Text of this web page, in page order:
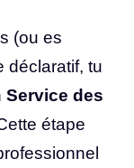
(ou es
déclaratif, tu
Service des
étape